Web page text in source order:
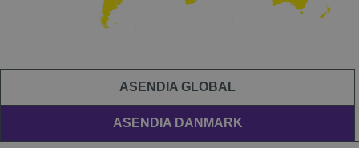
ASENDIA GLOBAL
ASENDIA DANMARK